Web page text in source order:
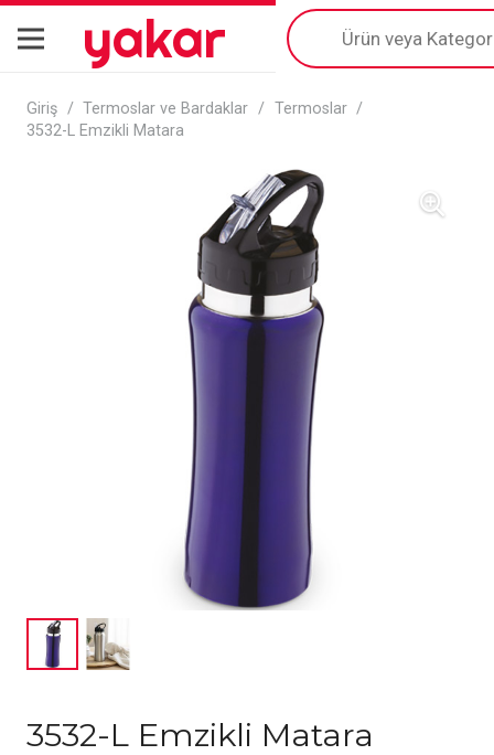
yakar
Products
search
Giriş / Termoslar ve Bardaklar / Termoslar /
3532-L Emzikli Matara
3532-L Emzikli Matara